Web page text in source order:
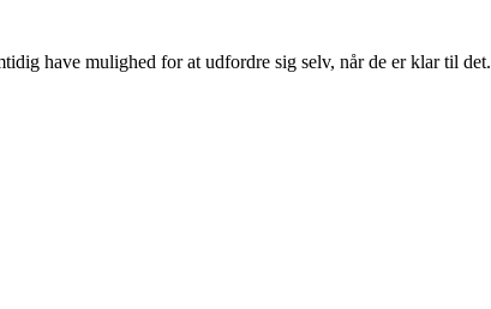
have mulighed for at udfordre sig selv, når de er klar til det.